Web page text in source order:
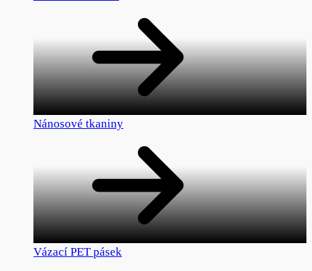
Nánosové tkaniny
Vázací PET pásek